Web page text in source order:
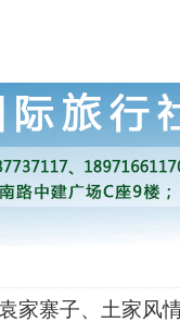
家寨子、土家风